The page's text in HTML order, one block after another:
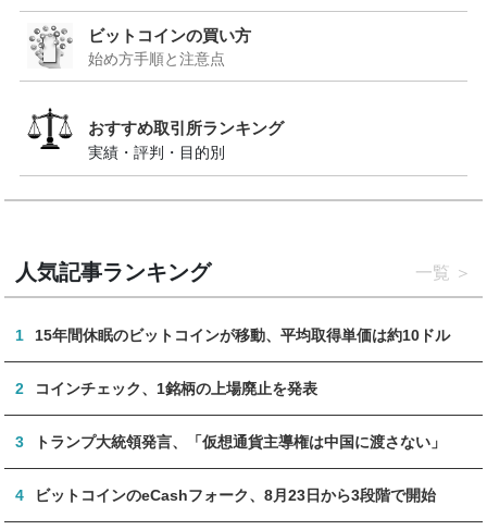
ビットコインの買い方
始め方手順と注意点
おすすめ取引所ランキング
実績・評判・目的別
人気記事ランキング 一覧
1 15年間休眠のビットコインが移動、平均取得単価は約10ドル
2 コインチェック、1銘柄の上場廃止を発表
3 トランプ大統領発言、「仮想通貨主導権は中国に渡さない」
4 ビットコインのeCashフォーク、8月23日から3段階で開始